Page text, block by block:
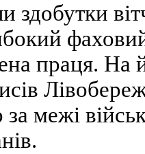
здобутки
праця. На
за межi